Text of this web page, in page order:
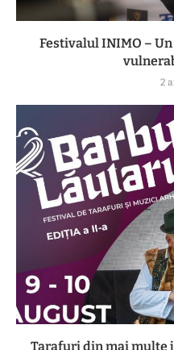
Festivalul INIMO –
2
Tarafuri din mai multe